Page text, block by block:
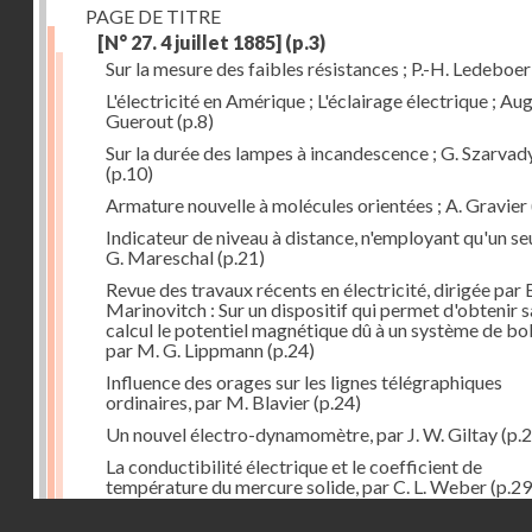
PAGE DE TITRE
[N° 27. 4 juillet 1885] (p.3)
Sur la mesure des faibles résistances ; P.-H. Ledeboer
L'électricité en Amérique ; L'éclairage électrique ;
Guerout(p.8)
Sur la durée des lampes à incandescence ; G.
(p.10)
Armature nouvelle à molécules orientées ; A. Gravier
Indicateur de niveau à distance, n'employant qu'un
G. Mareschal(p.21)
Revue des travaux récents en électricité, dirigée par
Marinovitch : Sur un dispositif qui permet d'obtenir
calcul le potentiel magnétique dû à un système de
par M. G. Lippmann(p.24)
Influence des orages sur les lignes télégraphiques
ordinaires, par M. Blavier(p.24)
Un nouvel électro-dynamomètre, par J. W. Giltay
La conductibilité électrique et le coefficient de
température du mercure solide, par C. L. Weber